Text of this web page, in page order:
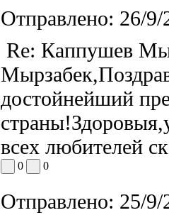
Отправлено: 26/
Re: Каппушев
достойнейший
всех любителей
0 0
Отправлено: 25/